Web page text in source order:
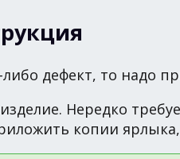
дефект, то надо
Нередко
копии